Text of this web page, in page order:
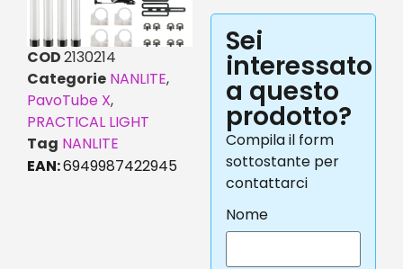
COD2130214
Categorie NANLITE,
PavoTube X,
PRACTICAL LIGHT
Tag NANLITE
EAN:6949987422945
Sei
interessato
a questo
prodotto?
Compila il form
sottostante per
contattarci
Nome